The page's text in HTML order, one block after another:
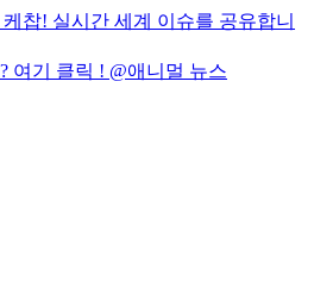
찹! 실시간 세계 이슈를 공유합니
여기 클릭 ! @애니멀 뉴스